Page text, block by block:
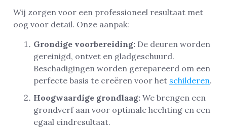
Wij zorgen voor een professioneel resultaat met
oog voor detail. Onze aanpak:
Grondige voorbereiding: De deuren worden
gereinigd, ontvet en gladgeschuurd.
Beschadigingen worden gerepareerd om een
perfecte basis te creëren voor het schilderen.
Hoogwaardige grondlaag: We brengen een
grondverf aan voor optimale hechting en een
egaal eindresultaat.